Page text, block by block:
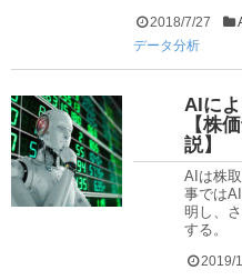
2018/7/27
データ分析
AIに
【株
説】
AIは株
事では
明し、
する。
2019/